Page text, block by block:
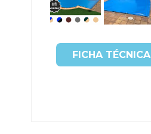
FICHA TÉCNICA